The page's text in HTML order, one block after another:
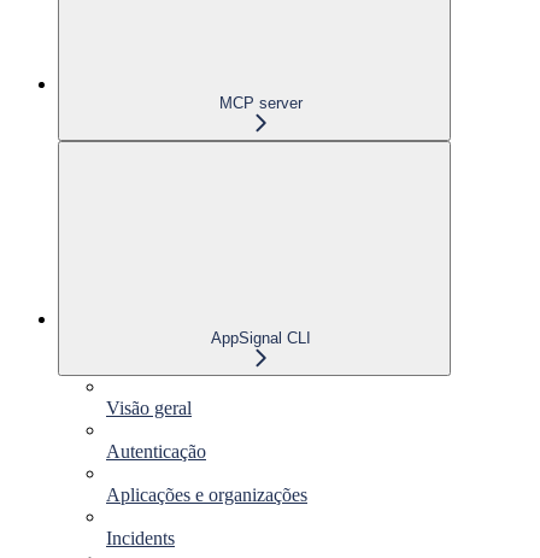
MCP server
AppSignal CLI
Visão geral
Autenticação
Aplicações e organizações
Incidents